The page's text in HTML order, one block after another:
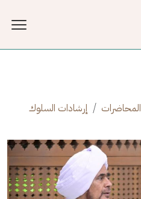
المحاضرات إرشادات السلوك